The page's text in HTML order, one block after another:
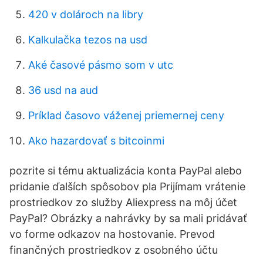
420 v dolároch na libry
Kalkulačka tezos na usd
Aké časové pásmo som v utc
36 usd na aud
Príklad časovo váženej priemernej ceny
Ako hazardovať s bitcoinmi
pozrite si tému aktualizácia konta PayPal alebo
pridanie ďalších spôsobov pla Prijímam vrátenie
prostriedkov zo služby Aliexpress na môj účet
PayPal? Obrázky a nahrávky by sa mali pridávať
vo forme odkazov na hostovanie. Prevod
finančných prostriedkov z osobného účtu